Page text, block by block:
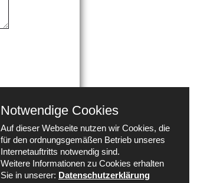
Notwendige Cookies
Auf dieser Webseite nutzen wir Cookies, die
für den ordnungsgemäßen Betrieb unseres
Internetauftritts notwendig sind.
Weitere Informationen zu Cookies erhalten
Sie in unserer: Datenschutzerklärung